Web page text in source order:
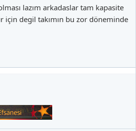
lazım arkadaslar tam kapasite
için degil takımın bu zor döneminde